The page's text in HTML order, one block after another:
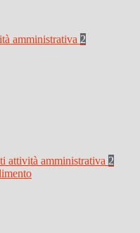
amministrativa 2
attività amministrativa 2